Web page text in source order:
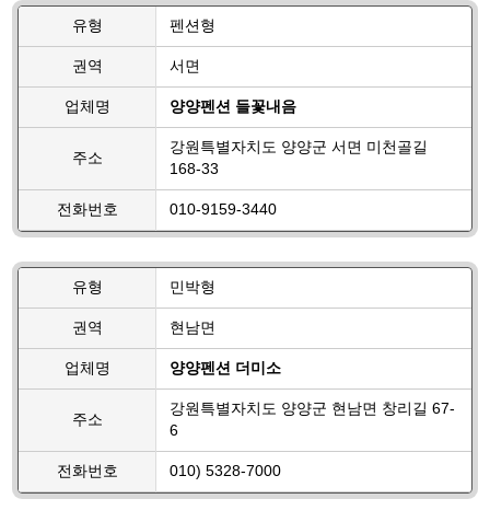
유형 펜션형
권역 서면
업체명 양양펜션 들꽃내음
주소
강원특별자치도 양양군 서면 미천골길
168-33
전화번호 010-9159-3440
유형 민박형
권역 현남면
업체명 양양펜션 더미소
주소
강원특별자치도 양양군 현남면 창리길 67-
6
전화번호 010) 5328-7000